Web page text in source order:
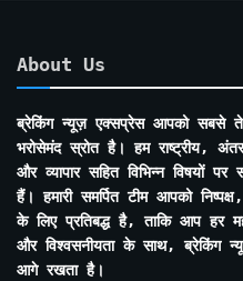
About Us
ब्रेकिंग न्यूज़ एक्सप्रेस आपको सबसे
भरोसेमंद स्रोत है। हम राष्ट्रीय,
और व्यापार सहित विभिन्न विषयों
हैं। हमारी समर्पित टीम आपको
के लिए प्रतिबद्ध है, ताकि आप हर
और विश्वसनीयता के साथ, ब्रेकिंग
आगे रखता है।